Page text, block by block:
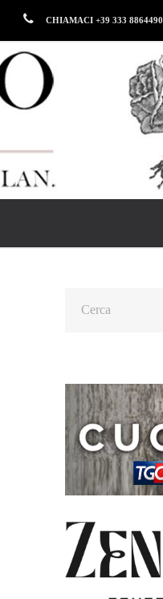
CHIAMACI +39 333 8864490